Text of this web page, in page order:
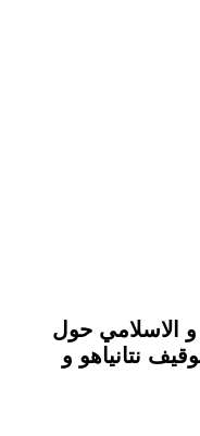
الاسلامي حول
نتانياهو و